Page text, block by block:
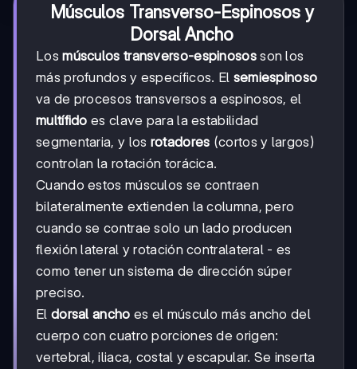
Músculos Transverso-Espinosos y
Dorsal Ancho
Losmúsculos transverso-espinososson los
más profundos y específicos. El semiespinoso
va de procesos transversos a espinosos, el
multífido es clave para la estabilidad
segmentaria, y los rotadores (cortos y largos)
controlan la rotación torácica.
Cuando estos músculos se contraen
bilateralmente extienden la columna, pero
cuando se contrae solo un lado producen
flexión lateral y rotación contralateral - es
como tener un sistema de dirección súper
preciso.
El dorsal ancho es el músculo más ancho del
cuerpo con cuatro porciones de origen:
vertebral, iliaca, costal y escapular. Se inserta